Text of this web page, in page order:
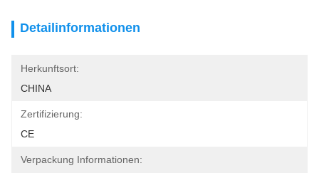
Detailinformationen
Herkunftsort:
CHINA
Zertifizierung:
CE
Verpackung Informationen: